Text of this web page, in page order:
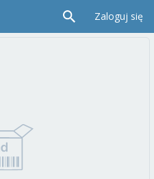
Zaloguj się